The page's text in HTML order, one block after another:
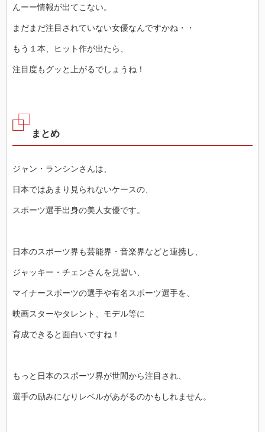
んーー情報が出てこない。
まだまだ注目されていない女優なんですかね・・
もう１本、ヒット作が出たら、
注目度もグッと上がるでしょうね！
まとめ
ジャン・ランシンさんは、
日本ではあまり見られないケースの、
スポーツ選手出身の美人女優です。
日本のスポーツ界も芸能界・音楽界などと連携し、
ジャッキー・チェンさんを見習い、
マイナースポーツの選手や有名スポーツ選手を、
映画スターやタレント、モデル等に
育成できると面白いですね！
もっと日本のスポーツ界が世間から注目され、
選手の励みになりレベルがあがるのかもしれません。